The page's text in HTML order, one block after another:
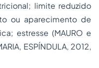
limite reduzido
ou aparecimento de
estresse (MAURO e
ESPÍNDULA, 2012,